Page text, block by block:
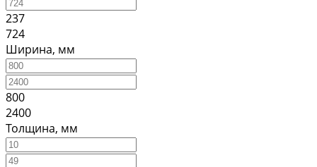
237
724
Ширина, мм
800
2400
Толщина, мм